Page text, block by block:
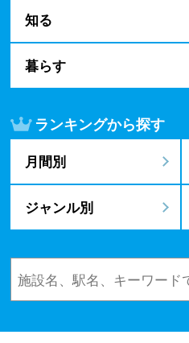
知る
暮らす
ランキングから探す
月間別
ジャンル別